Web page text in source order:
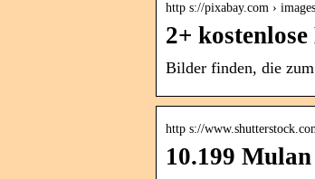
http s://pixabay.com ›
2+
Bilder finden, die
http s://
10.199